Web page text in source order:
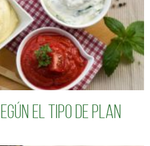
el tipo de plan